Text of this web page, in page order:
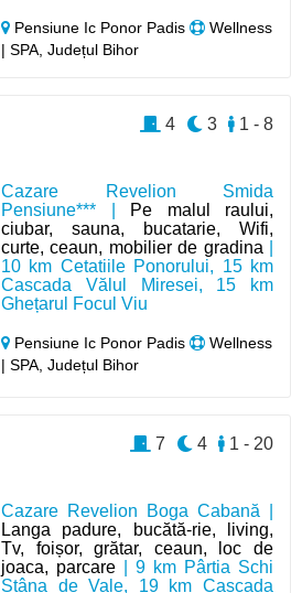
Pensiune Ic Ponor Padis
Wellness
| SPA, Județul Bihor
Cazare Revelion Smida
Pensiune*** |
Pe malul raului,
ciubar, sauna, bucatarie, Wifi,
curte, ceaun, mobilier de gradina
10 km Cetatiile Ponorului, 15 km
Cascada Vălul Miresei, 15 km
Ghețarul Focul Viu
Pensiune Ic Ponor Padis
Wellness
| SPA, Județul Bihor
1 - 8
3
4
Cazare Revelion Boga Cabană |
Langa padure, bucătă-rie, living,
Tv, foișor, grătar, ceaun, loc de
joaca, parcare | 9 km Pârtia Schi
Stâna de Vale, 19 km Cascada
1 - 20
4
7